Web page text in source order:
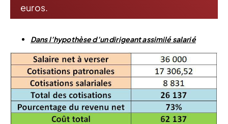
euros.
Dans l’hypothèse d’un dirigeant assimilé salarié